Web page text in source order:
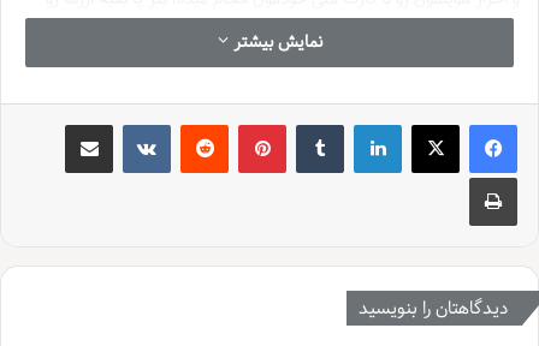
نگه می داریم. اما وقتی می خوایم این دارایی ها رو نقد کنیم یا توی صرافی
های داخلی مثل نوبیتکس معامله کنیم، چی؟ اینجا دیگه داستان انتقال تتر از
ولی اگه حواس تون نباشه، ممکنه دارایی تون توی برزخ تحریم ها گیر کنه یا
حتی بلوکه بشه.
توی این مقاله قراره یه راهنمای کامل و مرحله به مرحله بهتون بدیم که
چطور تترهاتون رو از کوینکس به نوبیتکس بفرستید. اما نه فقط یه انتقال
کنن. از کارمزدها و زمان انتقال بگیر تا مشکلات رایج و چطوری ازشون
پیشگیری کنیم؛ همه رو با هم بررسی می کنیم تا دیگه هیچ سوال و ابهامی
نمایش بیشتر
لینکدین ‫تامبلر ‫پین‌ترست‫رددیت ‫VKontakteاشتراک گذاری از طریق ایمیل
چاپ
دیدگاهتان را بنویسید